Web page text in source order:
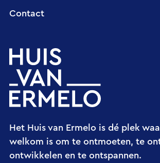
Contact
Het Huis van Ermelo is dé plek
welkom is om te ontmoeten, te
ontwikkelen en te ontspannen.